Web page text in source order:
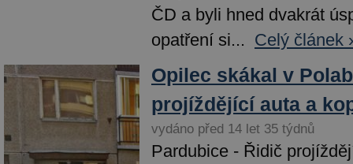
ČD a byli hned dvakrát
opatření si... Celý článek
Opilec skákal v
projíždějící auta a
vydáno před 14 let 35 týdnů
Pardubice - Řidič